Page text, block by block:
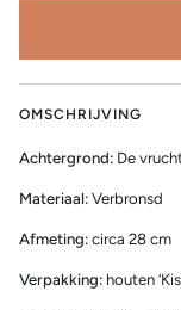
OMSCHRIJVING
Achtergrond: De
Materiaal: Verbronsd
Afmeting: circa 28 cm
Verpakking: houten